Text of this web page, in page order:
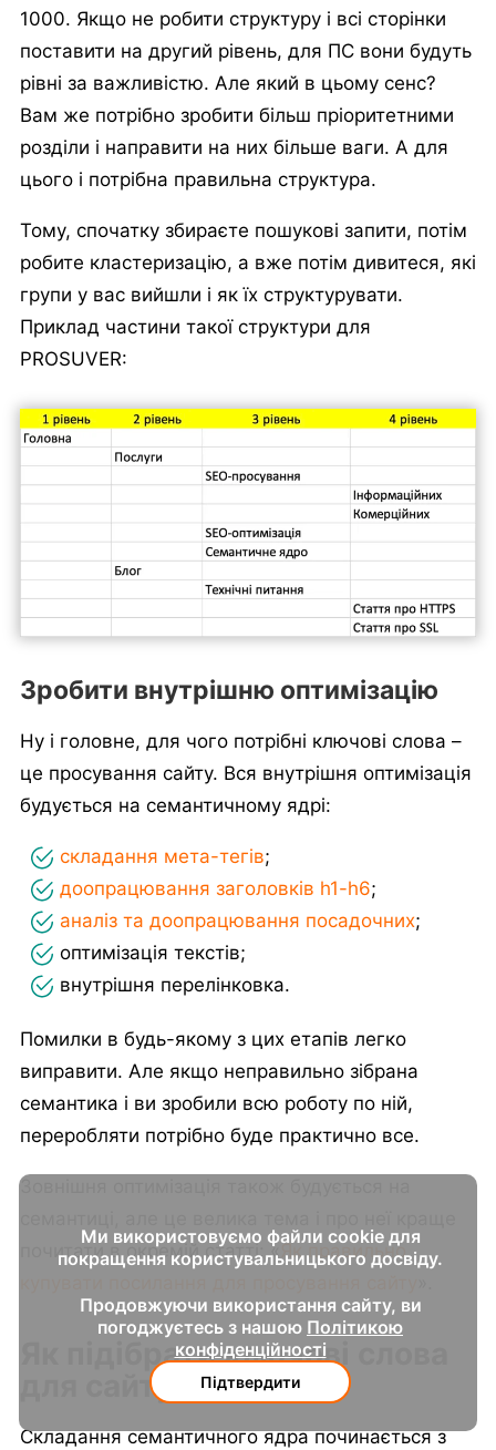
1000. Якщо не робити структуру і всі сторінки
поставити на другий рівень, для ПС вони будуть
рівні за важливістю. Але який в цьому сенс?
Вам же потрібно зробити більш пріоритетними
розділи і направити на них більше ваги. А для
цього і потрібна правильна структура.
Тому, спочатку збираєте пошукові запити, потім
робите кластеризацію, а вже потім дивитеся, які
групи у вас вийшли і як їх структурувати.
Приклад частини такої структури для
PROSUVER:
Зробити внутрішню оптимізацію
Ну і головне, для чого потрібні ключові слова –
це просування сайту. Вся внутрішня оптимізація
будується на семантичному ядрі:
складання мета-тегів;
доопрацювання заголовків h1-h6;
аналіз та доопрацювання посадочних;
оптимізація текстів;
внутрішня перелінковка.
Помилки в будь-якому з цих етапів легко
виправити. Але якщо неправильно зібрана
семантика і ви зробили всю роботу по ній,
переробляти потрібно буде практично все.
Зовнішня оптимізація також будується на
почитати в окремій статті: « Як правильно
Як підібрати ключові слова
для сайту
Складання семантичного ядра починається з
Ми використовуємо файли cookie для
покращення користувальницького досвіду.
Продовжуючи використання сайту, ви
погоджуєтесь з нашою Політикою
конфіденційності
Підтвердити